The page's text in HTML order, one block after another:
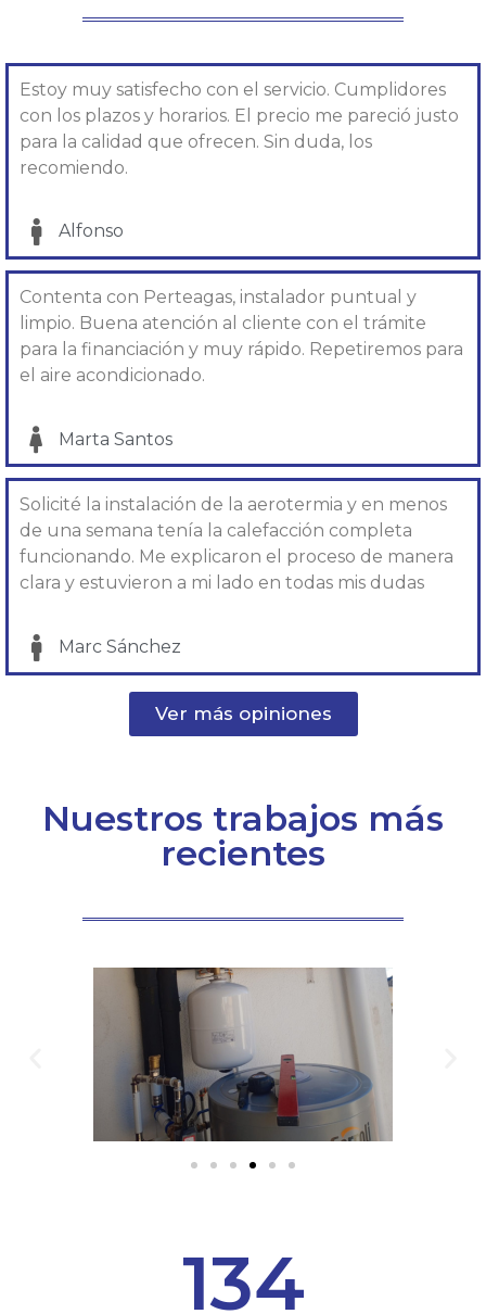
Estoy muy satisfecho con el servicio. Cumplidores
con los plazos y horarios. El precio me pareció justo
para la calidad que ofrecen. Sin duda, los
recomiendo.
Alfonso​
Contenta con Perteagas, instalador puntual y
limpio. Buena atención al cliente con el trámite
para la financiación y muy rápido. Repetiremos para
el aire acondicionado.
Marta Santos
Solicité la instalación de la aerotermia y en menos
de una semana tenía la calefacción completa
funcionando. Me explicaron el proceso de manera
clara y estuvieron a mi lado en todas mis dudas
Marc Sánchez
Ver más opiniones
Nuestros trabajos más
recientes
134